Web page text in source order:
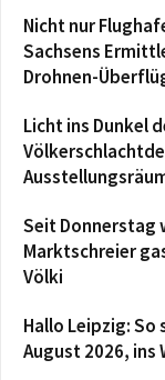
Nicht nur
Sachsens
Drohnen-
Licht ins Dunkel
Seit Donnerstag
Marktschreier
Völki
Hallo Leipzig:
August 2026, ins